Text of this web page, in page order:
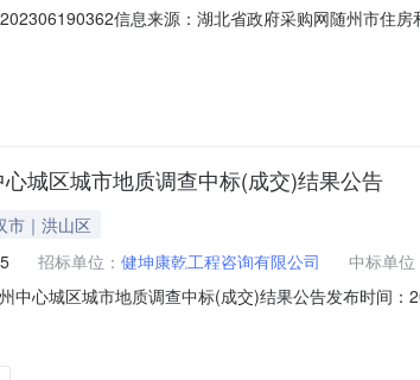
信息来源：湖北省政府采购网随州市住
项目编号：SZFSCG-2023-00692、原公告的采购项
城区城市地质调查中标(成交)结果公告
市｜洪山区
招标单位： 健坤康乾工程咨询有限公司 中标单位
中心城区城市地质调查中标(成交)结果公告发布时间
查四、中标（成交）信息供应商名称：湖北省地质局